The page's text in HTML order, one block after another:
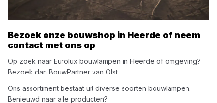
Bezoek onze bouwshop in Heerde of neem
contact met ons op
Op zoek naar Eurolux bouwlampen in Heerde of omgeving?
Bezoek dan BouwPartner van Olst.
Ons assortiment bestaat uit diverse soorten bouwlampen.
Benieuwd naar alle producten?